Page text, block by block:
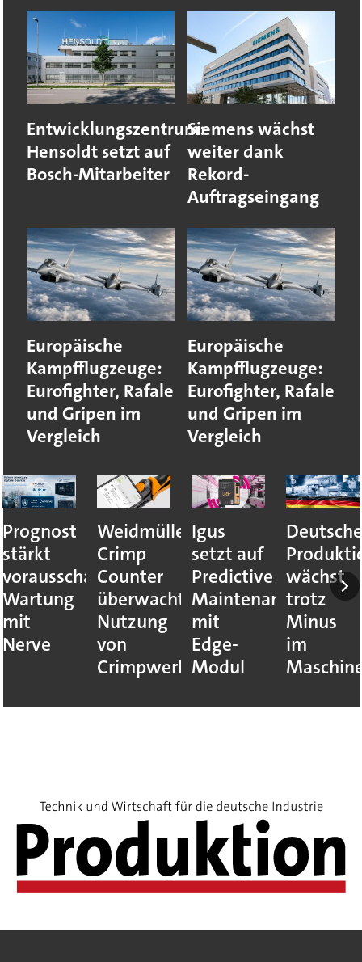
Entwicklungszentrum:
Hensoldt setzt auf
Bosch-Mitarbeiter
Siemens wächst
weiter dank
Rekord-
Auftragseingang
Europäische
Kampfflugzeuge:
Eurofighter, Rafale
und Gripen im
Vergleich
Europäische
Kampfflugzeuge:
Eurofighter, Rafale
und Gripen im
Vergleich
Prognost
stärkt
vorausschauende
Wartung
mit
Nerve
Weidmüller:
Crimp
Counter
überwacht
Nutzung
von
Crimpwerkzeugen
Igus
setzt auf
Predictive
Maintenance
mit
Edge-
Modul
wächst
trotz
Minus
im